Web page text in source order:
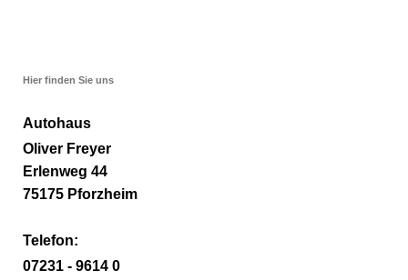
Hier finden Sie uns
Autohaus
Oliver Freyer
Erlenweg 44
75175 Pforzheim
Telefon:
07231 - 9614 0